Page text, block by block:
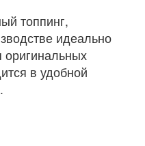
топпинг,
идеально
оригинальных
в удобной